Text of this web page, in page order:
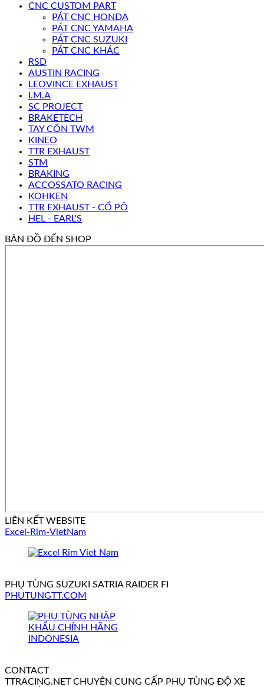
CNC CUSTOM PART
PÁT CNC HONDA
PÁT CNC YAMAHA
PÁT CNC SUZUKI
PÁT CNC KHÁC
RSD
AUSTIN RACING
LEOVINCE EXHAUST
I.M.A
SC PROJECT
BRAKETECH
TAY CÔN TWM
KINEO
TTR EXHAUST
STM
BRAKING
ACCOSSATO RACING
KOHKEN
TTR EXHAUST - CỔ PÔ
HEL - EARL'S
BẢN ĐỒ ĐẾN SHOP
LIÊN KẾT WEBSITE
Excel-Rim-VietNam
PHỤ TÙNG SUZUKI SATRIA RAIDER FI
PHUTUNGTT.COM
CONTACT
TTRACING.NET CHUYÊN CUNG CẤP PHỤ TÙNG ĐỘ XE